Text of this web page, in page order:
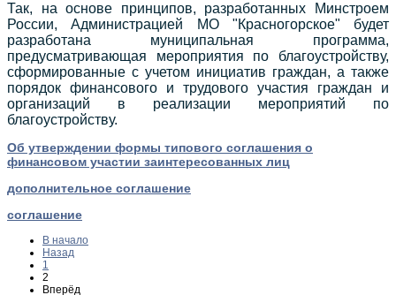
Так, на основе принципов, разработанных Минстроем
России, Администрацией МО "Красногорское" будет
разработана муниципальная программа,
предусматривающая мероприятия по благоустройству,
сформированные с учетом инициатив граждан, а также
порядок финансового и трудового участия граждан и
организаций в реализации мероприятий по
благоустройству.
Об утверждении формы типового соглашения о
финансовом участии заинтересованных лиц
дополнительное соглашение
соглашение
В начало
Назад
1
2
Вперёд